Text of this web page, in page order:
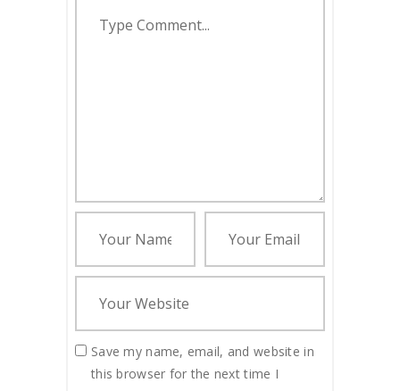
Save my name, email, and website in
this browser for the next time I